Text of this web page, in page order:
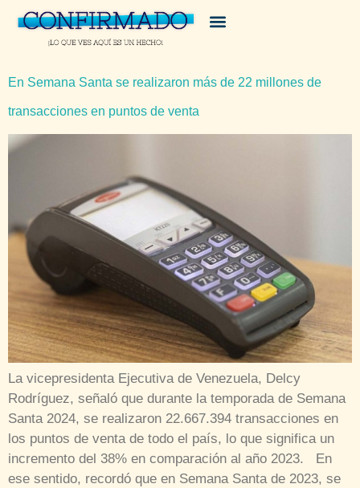
En Semana Santa se realizaron más de 22 millones de
transacciones en puntos de venta
La vicepresidenta Ejecutiva de Venezuela, Delcy
Rodríguez, señaló que durante la temporada de Semana
Santa 2024, se realizaron 22.667.394 transacciones en
los puntos de venta de todo el país, lo que significa un
incremento del 38% en comparación al año 2023. En
ese sentido, recordó que en Semana Santa de 2023, se